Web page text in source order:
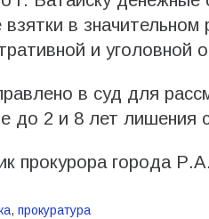
взятки в
и уголовной
в суд для
до 2 и 8 лет лишения
прокурора города
, прокуратура